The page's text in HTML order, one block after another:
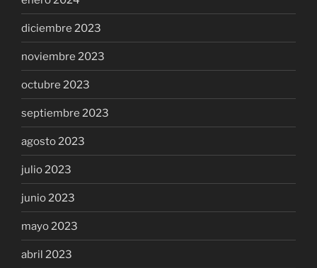
diciembre 2023
noviembre 2023
octubre 2023
septiembre 2023
agosto 2023
julio 2023
junio 2023
mayo 2023
abril 2023